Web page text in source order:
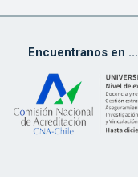
Encuentranos en ...